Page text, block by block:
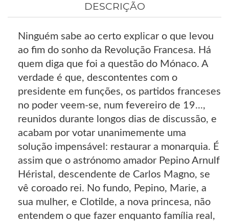
DESCRIÇÃO
Ninguém sabe ao certo explicar o que levou
ao fim do sonho da Revolução Francesa. Há
quem diga que foi a questão do Mónaco. A
verdade é que, descontentes com o
presidente em funções, os partidos franceses
no poder veem-se, num fevereiro de 19...,
reunidos durante longos dias de discussão, e
acabam por votar unanimemente uma
solução impensável: restaurar a monarquia. É
assim que o astrónomo amador Pepino Arnulf
Héristal, descendente de Carlos Magno, se
vê coroado rei. No fundo, Pepino, Marie, a
sua mulher, e Clotilde, a nova princesa, não
entendem o que fazer enquanto família real,